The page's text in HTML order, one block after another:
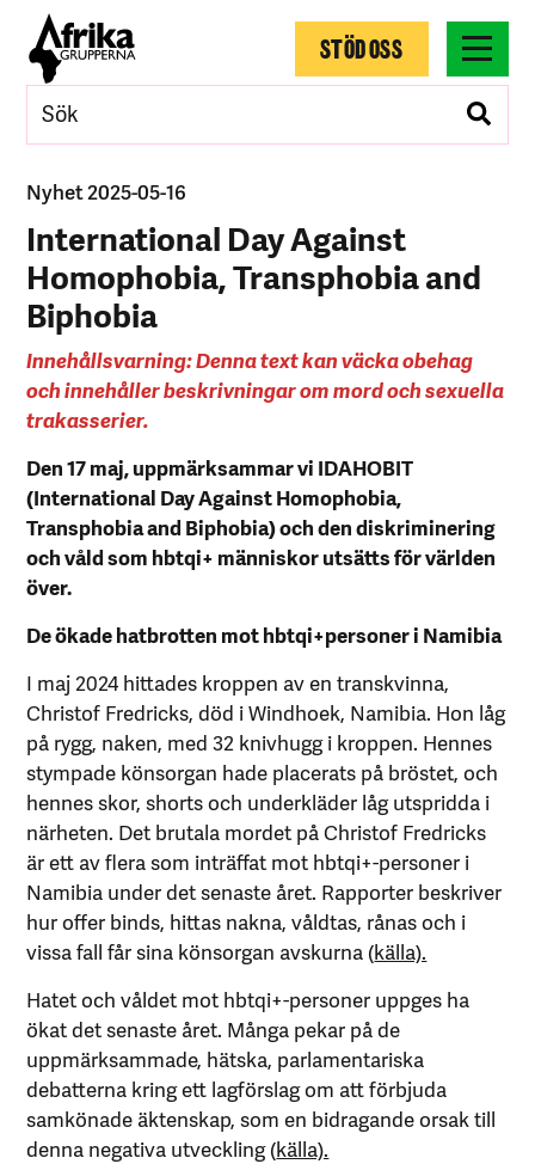
STÖD OSS
Nyhet 2025-05-16
International Day Against
Homophobia, Transphobia and
Biphobia
Innehållsvarning: Denna text kan väcka obehag
och innehåller beskrivningar om mord och sexuella
trakasserier.
Den 17 maj, uppmärksammar vi IDAHOBIT
(International Day Against Homophobia,
Transphobia and Biphobia) och den diskriminering
och våld som hbtqi+ människor utsätts för världen
över.
De ökade hatbrotten mot hbtqi+personer i Namibia
I maj 2024 hittades kroppen av en transkvinna,
Christof Fredricks, död i Windhoek, Namibia. Hon låg
på rygg, naken, med 32 knivhugg i kroppen. Hennes
stympade könsorgan hade placerats på bröstet, och
hennes skor, shorts och underkläder låg utspridda i
närheten. Det brutala mordet på Christof Fredricks
är ett av flera som inträffat mot hbtqi+-personer i
Namibia under det senaste året. Rapporter beskriver
hur offer binds, hittas nakna, våldtas, rånas och i
vissa fall får sina könsorgan avskurna (källa).
Hatet och våldet mot hbtqi+-personer uppges ha
ökat det senaste året. Många pekar på de
uppmärksammade, hätska, parlamentariska
debatterna kring ett lagförslag om att förbjuda
samkönade äktenskap, som en bidragande orsak till
denna negativa utveckling (källa).